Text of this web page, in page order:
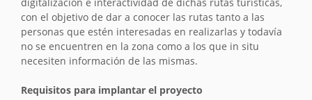
con el objetivo de dar a conocer las rutas tanto a las
personas que estén interesadas en realizarlas y todavía
no se encuentren en la zona como a los que in situ
necesiten información de las mismas.
Requisitos para implantar el proyecto